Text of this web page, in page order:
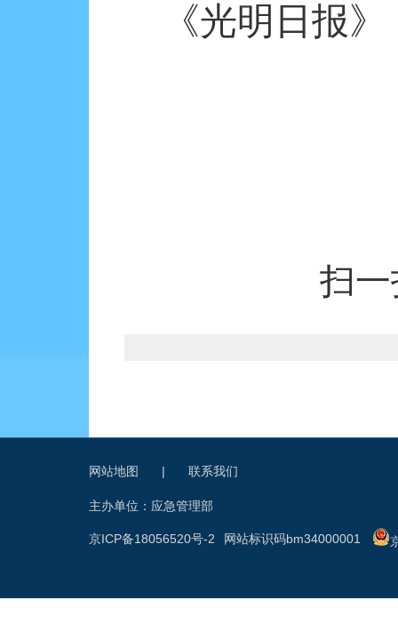
《光明日报》
扫
网站地图 | 联系我们
主办单位：应急管理部
网站标识码bm34000001
京ICP备18056520号-2